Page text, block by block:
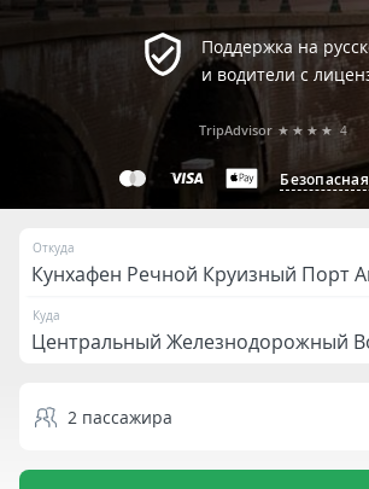
Поддержка на
и водители с
TripAdvisor ★★★★ 4
Откуда
Куда
2 пассажира